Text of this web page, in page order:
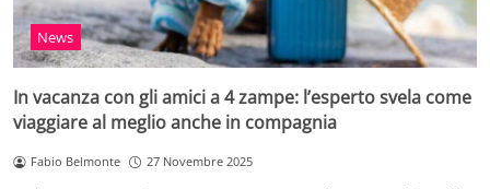
News
In vacanza con gli amici a 4 zampe: l’esperto svela come
viaggiare al meglio anche in compagnia
Fabio Belmonte 27 Novembre 2025